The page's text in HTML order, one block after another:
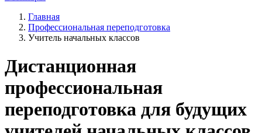
Главная
Профессиональная переподготовка
Учитель начальных классов
Дистанционная
профессиональная
переподготовка для будущих